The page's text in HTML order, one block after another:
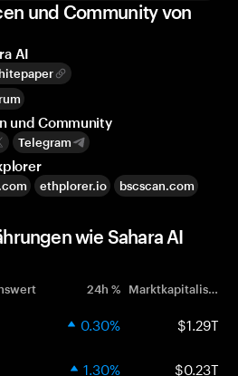
und Community von
AI
und Community
Telegram
ethplorer.io
bscscan.com
wie Sahara AI
24h % Marktkapitalisierung
0.30% $1.29T
1.30% $0.23T